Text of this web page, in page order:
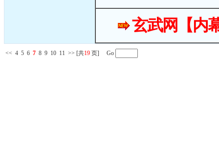
玄武网【内
<< 4 5 6 7 8 9 10 11 >> [共19 页] Go